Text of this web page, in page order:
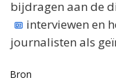
bijdragen aan de
interviewen en
journalisten als
Bron